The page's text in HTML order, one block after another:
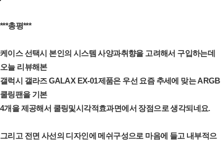
***총평***
케이스 선택시 본인의 시스템 사양과취향을 고려해서 구입하는데
오늘 리뷰해본
갤럭시 갤라즈 GALAX EX-01제품은 우선 요즘 추세에 맞는 ARGB
쿨링팬을 기본
4개을 제공해서 쿨링및시각적효과면에서 장점으로 생각되네요.
그리고 전면 사선의 디자인에 메쉬구성으로 마음에 들고 내부적으